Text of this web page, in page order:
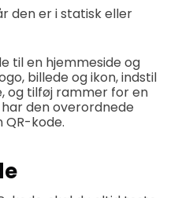
den er i statisk eller
til en hjemmeside og
billede og ikon, indstil
og tilføj rammer for en
den overordnede
QR-kode.